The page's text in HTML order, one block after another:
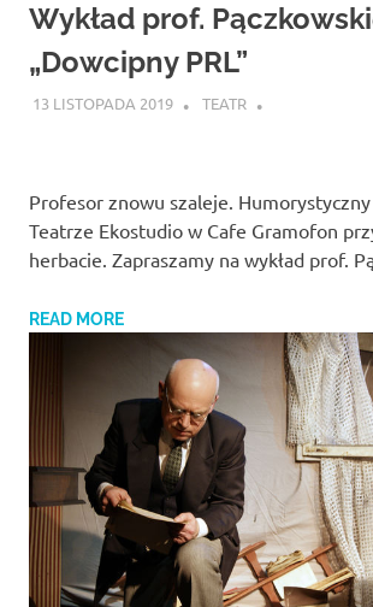
zaprasza
widzów
na
spektakle,
Opole
teatr.
Wykład prof.
„Dowcipny PRL”
13 LISTOPADA 2019 TEATR
Profesor znowu szaleje.
Teatrze Ekostudio w Cafe Gramofon
herbacie. Zapraszamy na wykład prof.
READ MORE